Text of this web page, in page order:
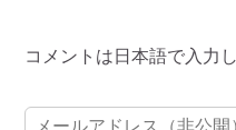
コメントは日本語で入力